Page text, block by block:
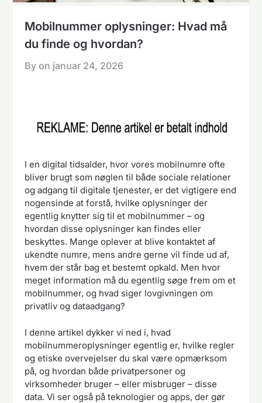
Mobilnummer oplysninger: Hvad må
du finde og hvordan?
By on januar 24, 2026
I en digital tidsalder, hvor vores mobilnumre ofte
bliver brugt som nøglen til både sociale relationer
og adgang til digitale tjenester, er det vigtigere end
nogensinde at forstå, hvilke oplysninger der
egentlig knytter sig til et mobilnummer – og
hvordan disse oplysninger kan findes eller
beskyttes. Mange oplever at blive kontaktet af
ukendte numre, mens andre gerne vil finde ud af,
hvem der står bag et bestemt opkald. Men hvor
meget information må du egentlig søge frem om et
mobilnummer, og hvad siger lovgivningen om
privatliv og dataadgang?
I denne artikel dykker vi ned i, hvad
mobilnummeroplysninger egentlig er, hvilke regler
og etiske overvejelser du skal være opmærksom
på, og hvordan både privatpersoner og
virksomheder bruger – eller misbruger – disse
data. Vi ser også på teknologier og apps, der gør